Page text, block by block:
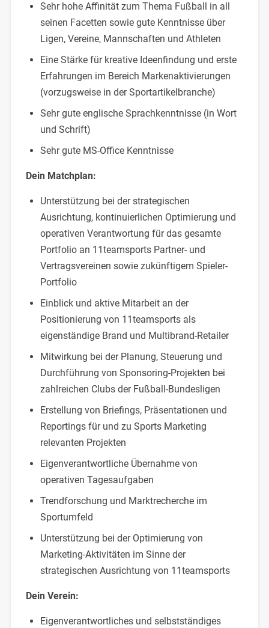
Sehr hohe Affinität zum Thema Fußball in all
seinen Facetten sowie gute Kenntnisse über
Ligen, Vereine, Mannschaften und Athleten
Eine Stärke für kreative Ideenfindung und erste
Erfahrungen im Bereich Markenaktivierungen
(vorzugsweise in der Sportartikelbranche)
Sehr gute englische Sprachkenntnisse (in Wort
und Schrift)
Sehr gute MS-Office Kenntnisse
Dein Matchplan:
Unterstützung bei der strategischen
Ausrichtung, kontinuierlichen Optimierung und
operativen Verantwortung für das gesamte
Portfolio an 11teamsports Partner- und
Vertragsvereinen sowie zukünftigem Spieler-
Portfolio
Einblick und aktive Mitarbeit an der
Positionierung von 11teamsports als
eigenständige Brand und Multibrand-Retailer
Mitwirkung bei der Planung, Steuerung und
Durchführung von Sponsoring-Projekten bei
zahlreichen Clubs der Fußball-Bundesligen
Erstellung von Briefings, Präsentationen und
Reportings für und zu Sports Marketing
relevanten Projekten
Eigenverantwortliche Übernahme von
operativen Tagesaufgaben
Trendforschung und Marktrecherche im
Sportumfeld
Unterstützung bei der Optimierung von
Marketing-Aktivitäten im Sinne der
strategischen Ausrichtung von 11teamsports
Dein Verein:
Eigenverantwortliches und selbstständiges